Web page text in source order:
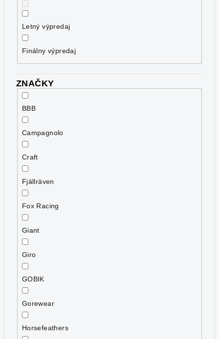
Letný výpredaj
Finálny výpredaj
ZNAČKY
BBB
Campagnolo
Craft
Fjällräven
Fox Racing
Giant
Giro
GOBIK
Gorewear
Horsefeathers